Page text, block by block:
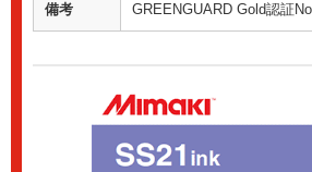
備考 GREENGUARD Gold認証